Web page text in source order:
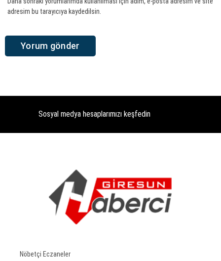
adresim bu tarayıcıya kaydedilsin.
Sosyal medya hesaplarımızı keşfedin
Nöbetçi Eczaneler